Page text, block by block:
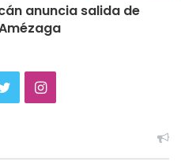
anuncia salida de
TwitterInstagram